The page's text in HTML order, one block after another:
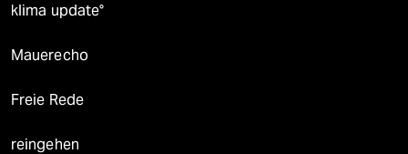
klima update°
Mauerecho
Freie Rede
reingehen